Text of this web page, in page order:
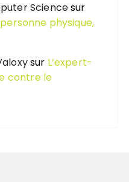
Sciencesur
physique,
sur L’expert-
contre le